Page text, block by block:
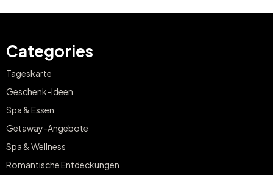
Categories
Tageskarte
Geschenk-Ideen
Spa & Essen
Getaway-Angebote
Spa & Wellness
Romantische Entdeckungen